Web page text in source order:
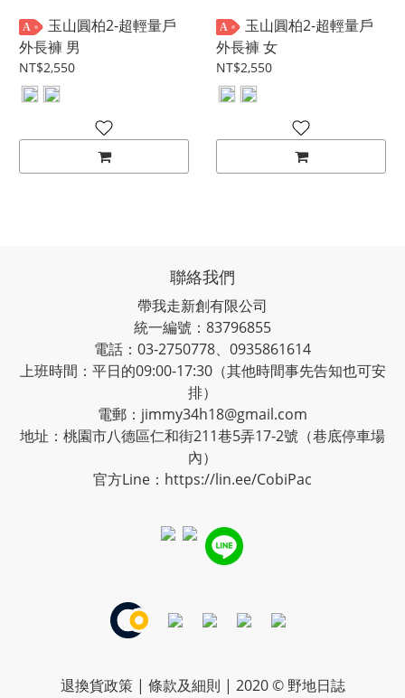
A
玉山圓柏2-超輕量戶
外長褲 男
NT$2,550
A
玉山圓柏2-超輕量戶
外長褲 女
NT$2,550
聯絡我們
帶我走新創有限公司
統一編號：83796855
電話：03-2750778、0935861614
上班時間：平日的09:00-17:30（其他時間事先告知也可安
排）
電郵：jimmy34h18@gmail.com
地址：桃園市八德區仁和街211巷5弄17-2號（巷底停車場
內）
官方Line： https://lin.ee/CobiPac
退換貨政策| 條款及細則 | 2020 © 野地日誌